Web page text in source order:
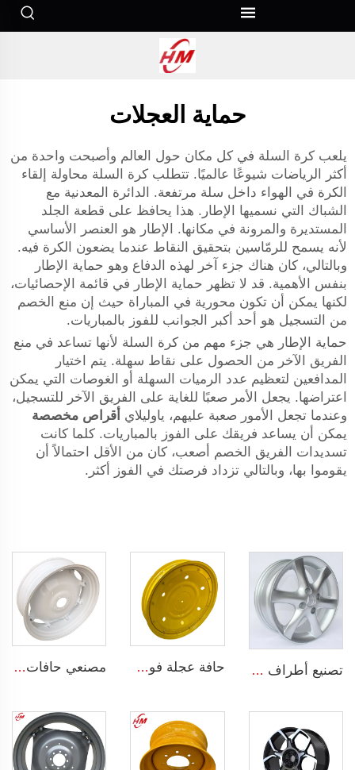
حماية العجلات
يلعب كرة السلة في كل مكان حول العالم وأصبحت واحدة من
أكثر الرياضات شيوعًا عالميًا. تتطلب كرة السلة محاولة إلقاء
الكرة في الهواء داخل سلة مرتفعة. الدائرة المعدنية مع
الشباك التي نسميها الإطار. هذا يحافظ على قطعة الجلد
المستديرة والمرونة في مكانها. الإطار هو العنصر الأساسي
لأنه يسمح للرمّاسين بتحقيق النقاط عندما يضعون الكرة فيه.
وبالتالي، كان هناك جزء آخر لهذه الدفاع وهو حماية الإطار
بنفس الأهمية. قد لا تظهر حماية الإطار في قائمة الإحصائيات،
لكنها يمكن أن تكون محورية في المباراة حيث إن منع الخصم
من التسجيل هو أحد أكبر الجوانب للفوز بالمباريات.
حماية الإطار هي جزء مهم من كرة السلة لأنها تساعد في منع
الفريق الآخر من الحصول على نقاط سهلة. يتم اختيار
المدافعين لتعظيم عدد الرميات السهلة أو الغوصات التي يمكن
اعتراضها. يجعل الأمر صعبًا للغاية على الفريق الآخر للتسجيل،
وعندما تجعل الأمور صعبة عليهم، ياوليلاي أقراص مخصصة
يمكن أن يساعد فريقك على الفوز بالمباريات. كلما كانت
تسديدات الفريق الخصم أصعب، كان من الأقل احتمالاً أن
يقوموا بها، وبالتالي تزداد فرصتك في الفوز أكثر.
تصنيع أطراف مسبوكة 4 فتحات عجلات سبيكة OEM 5.5Jx14 15 17 18 19 بوصة 4x100 4x108 للأطراف الأصلية حافة عجلة فولاذية لجرار W8x48 W8x32 أطراف زراعية لمطاط جرار 9.5-48 مصنعي حافات الجرارات W12x38 أطراف زراعية عجلات 13.6-38 إطارات للجرارات الزراعية